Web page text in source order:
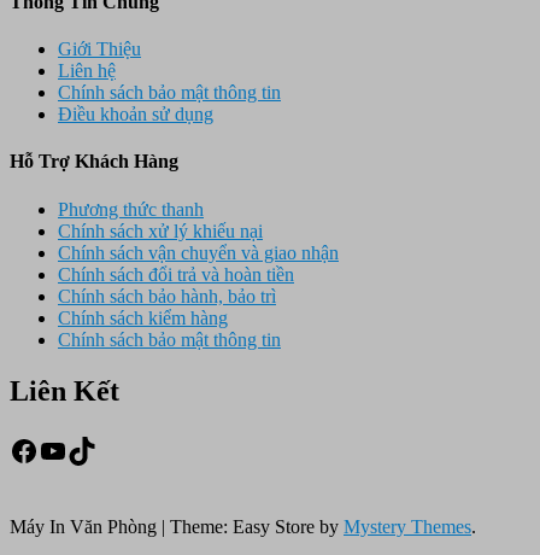
Giới Thiệu
Liên hệ
Chính sách bảo mật thông tin
Điều khoản sử dụng
Hỗ Trợ Khách Hàng
Phương thức thanh
Chính sách xử lý khiếu nại
Chính sách vận chuyển và giao nhận
Chính sách đổi trả và hoàn tiền
Chính sách bảo hành, bảo trì
Chính sách kiểm hàng
Chính sách bảo mật thông tin
Liên Kết
Facebook
Youtube
TikTok
Máy In Văn Phòng | Theme: Easy Store by Mystery Themes.